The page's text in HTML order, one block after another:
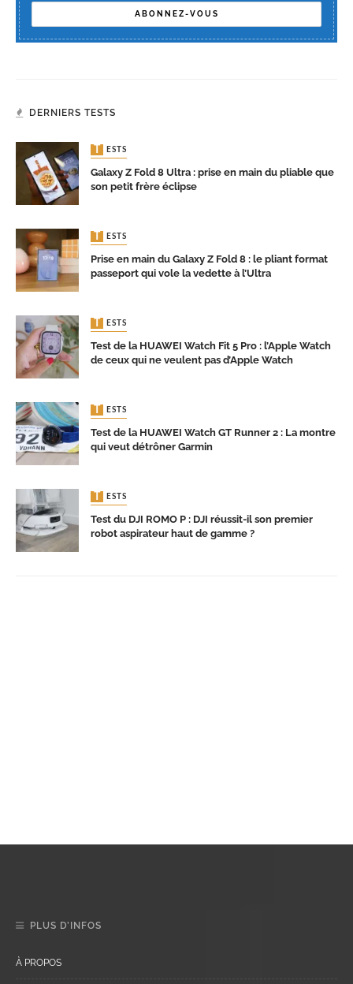
DERNIERS TESTS
TESTS
Galaxy Z Fold 8 Ultra : prise en main du pliable que
son petit frère éclipse
TESTS
Prise en main du Galaxy Z Fold 8 : le pliant format
passeport qui vole la vedette à l’Ultra
TESTS
Test de la HUAWEI Watch Fit 5 Pro : l’Apple Watch
de ceux qui ne veulent pas d’Apple Watch
TESTS
Test de la HUAWEI Watch GT Runner 2 : La montre
qui veut détrôner Garmin
TESTS
Test du DJI ROMO P : DJI réussit-il son premier
robot aspirateur haut de gamme ?
PLUS D’INFOS
À PROPOS